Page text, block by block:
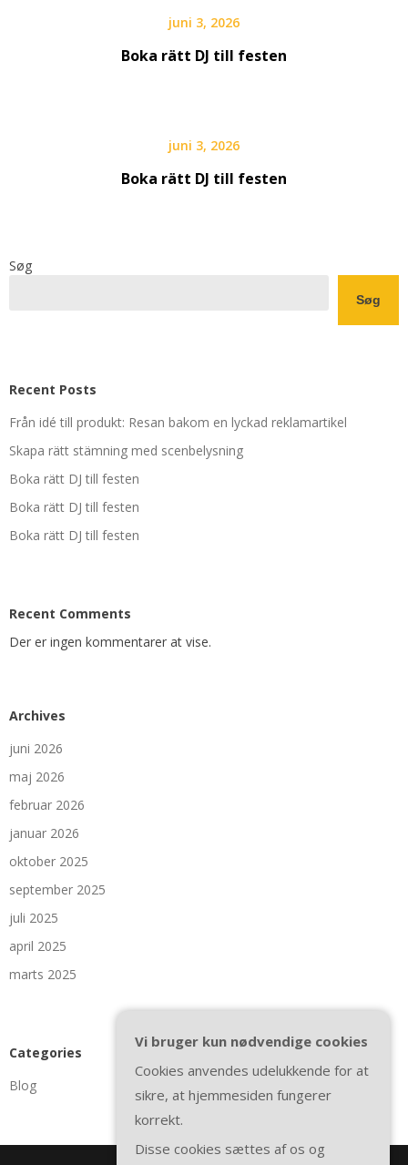
juni 3, 2026
Boka rätt DJ till festen
juni 3, 2026
Boka rätt DJ till festen
Søg
Søg
Recent Posts
Från idé till produkt: Resan bakom en lyckad reklamartikel
Skapa rätt stämning med scenbelysning
Boka rätt DJ till festen
Boka rätt DJ till festen
Boka rätt DJ till festen
Recent Comments
Der er ingen kommentarer at vise.
Archives
juni 2026
maj 2026
februar 2026
januar 2026
oktober 2025
september 2025
juli 2025
april 2025
marts 2025
Categories
Blog
Vi bruger kun nødvendige cookies
Cookies anvendes udelukkende for at
sikre, at hjemmesiden fungerer
korrekt.
Disse cookies sættes af os og